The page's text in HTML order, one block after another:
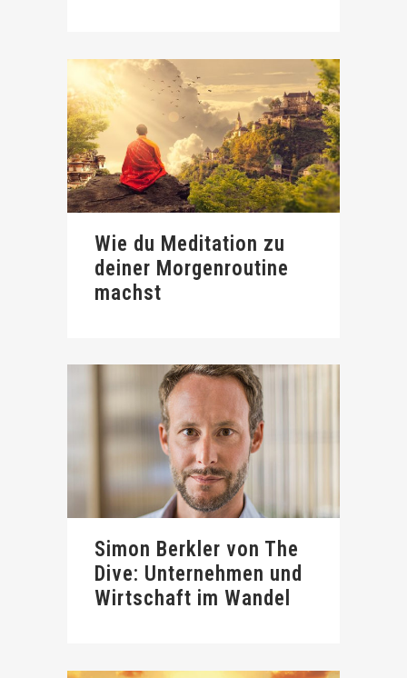
Wie du Meditation zu
deiner Morgenroutine
machst
Simon Berkler von The
Dive: Unternehmen und
Wirtschaft im Wandel